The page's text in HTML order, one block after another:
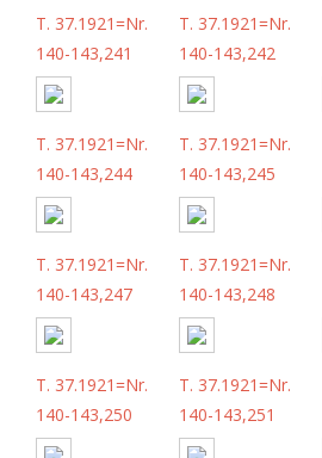
T. 37.1921=Nr.
140-143,241
T. 37.1921=Nr.
140-143,242
T. 37.1921=Nr.
140-143,244
T. 37.1921=Nr.
140-143,245
T. 37.1921=Nr.
140-143,247
T. 37.1921=Nr.
140-143,248
T. 37.1921=Nr.
140-143,250
T. 37.1921=Nr.
140-143,251